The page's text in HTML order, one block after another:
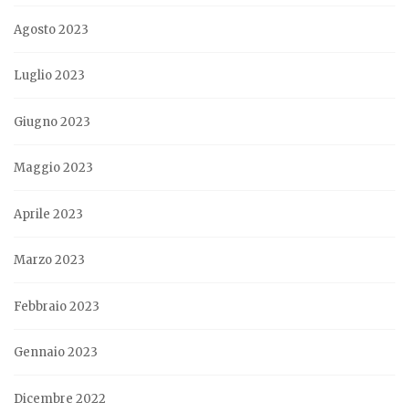
Agosto 2023
Luglio 2023
Giugno 2023
Maggio 2023
Aprile 2023
Marzo 2023
Febbraio 2023
Gennaio 2023
Dicembre 2022